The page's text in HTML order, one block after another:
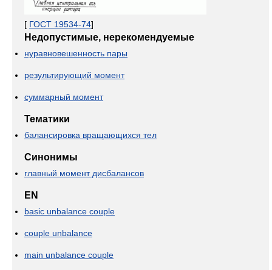
[ ГОСТ 19534-74]
Недопустимые, нерекомендуемые
нуравновешенность пары
результирующий момент
суммарный момент
Тематики
балансировка вращающихся тел
Синонимы
главный момент дисбалансов
EN
basic unbalance couple
couple unbalance
main unbalance couple